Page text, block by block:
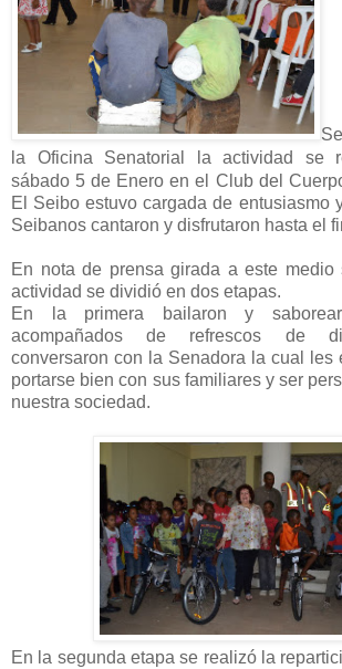
la Oficina Senatorial la actividad se
sábado 5 de Enero en el Club del
El Seibo estuvo cargada de entusiasmo
Seibanos cantaron y disfrutaron hasta el
En nota de prensa girada a este medio
actividad se dividió en dos etapas.
En la primera bailaron y
acompañados de refrescos de
conversaron con la Senadora la cual les
portarse bien con sus familiares y ser
nuestra sociedad.
En la segunda etapa se realizó la